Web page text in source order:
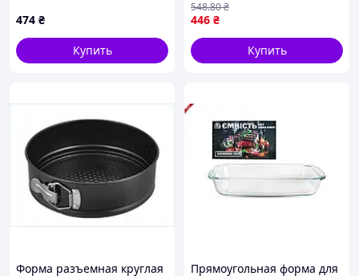
металическая форма для
выпечки набор
474 ₴
Купить
446 ₴
548.80₴
Купить
Форма разъемная круглая
Прямоугольная форма для